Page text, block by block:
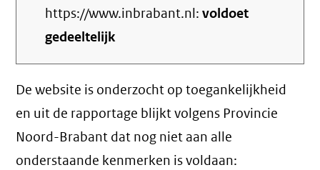
https://www.inbrabant.nl:voldoet
gedeeltelijk
De website is onderzocht op toegankelijkheid
en uit de rapportage blijkt volgens Provincie
Noord-Brabant dat nog niet aan alle
onderstaande kenmerken is voldaan: